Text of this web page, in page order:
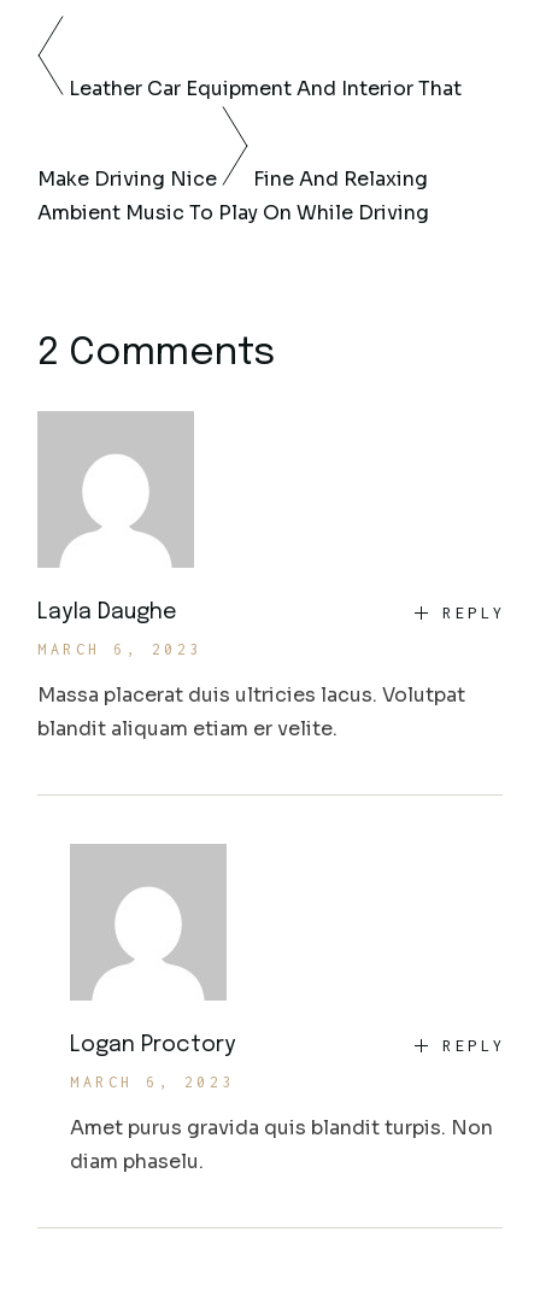
Leather Car Equipment And Interior That
Make Driving Nice
Fine And Relaxing
Ambient Music To Play On While Driving
2 Comments
Layla Daughe
MARCH 6, 2023
REPLY
Massa placerat duis ultricies lacus. Volutpat
blandit aliquam etiam er velite.
Logan Proctory
MARCH 6, 2023
REPLY
Amet purus gravida quis blandit turpis. Non
diam phaselu.